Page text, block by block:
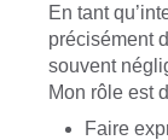
En tant
précisément
souvent
Mon rôle est
Faire